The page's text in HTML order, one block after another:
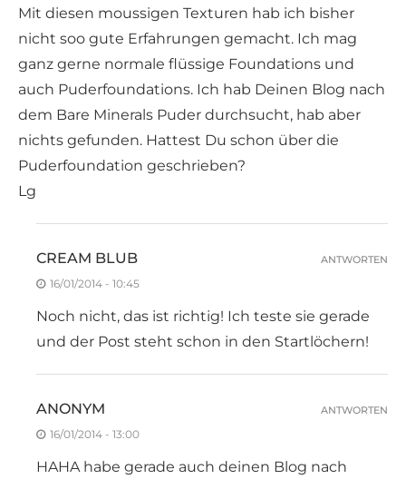
Mit diesen moussigen Texturen hab ich bisher
nicht soo gute Erfahrungen gemacht. Ich mag
ganz gerne normale flüssige Foundations und
auch Puderfoundations. Ich hab Deinen Blog nach
dem Bare Minerals Puder durchsucht, hab aber
nichts gefunden. Hattest Du schon über die
Puderfoundation geschrieben?
Lg
CREAM BLUB
16/01/2014 - 10:45
Noch nicht, das ist richtig! Ich teste sie gerade
und der Post steht schon in den Startlöchern!
ANTWORTEN
ANONYM
16/01/2014 - 13:00
HAHA habe gerade auch deinen Blog nach
ANTWORTEN